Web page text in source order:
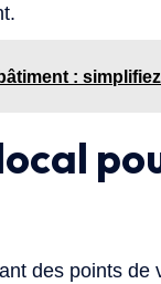
:
des points de